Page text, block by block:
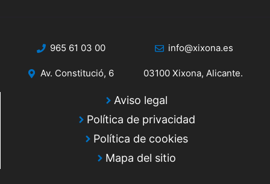
965 61 03 00 info@xixona.es
Av. Constitució, 6 03100 Xixona, Alicante.
Aviso legal
Política de privacidad
Política de cookies
Mapa del sitio